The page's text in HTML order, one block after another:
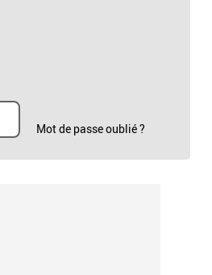
Mot de passe oublié ?